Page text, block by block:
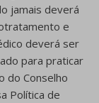
jamais deverá
e
deverá ser
para praticar
do Conselho
Política de